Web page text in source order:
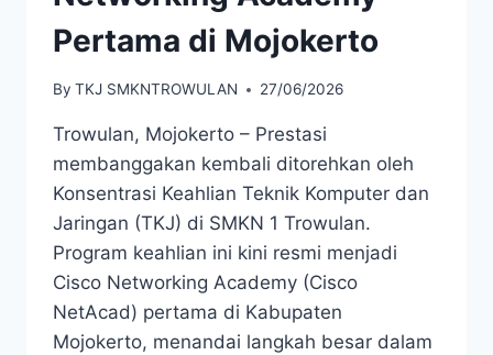
Pertama di Mojokerto
By TKJ SMKNTROWULAN 27/06/2026
Trowulan, Mojokerto – Prestasi
membanggakan kembali ditorehkan oleh
Konsentrasi Keahlian Teknik Komputer dan
Jaringan (TKJ) di SMKN 1 Trowulan.
Program keahlian ini kini resmi menjadi
Cisco Networking Academy (Cisco
NetAcad) pertama di Kabupaten
Mojokerto, menandai langkah besar dalam